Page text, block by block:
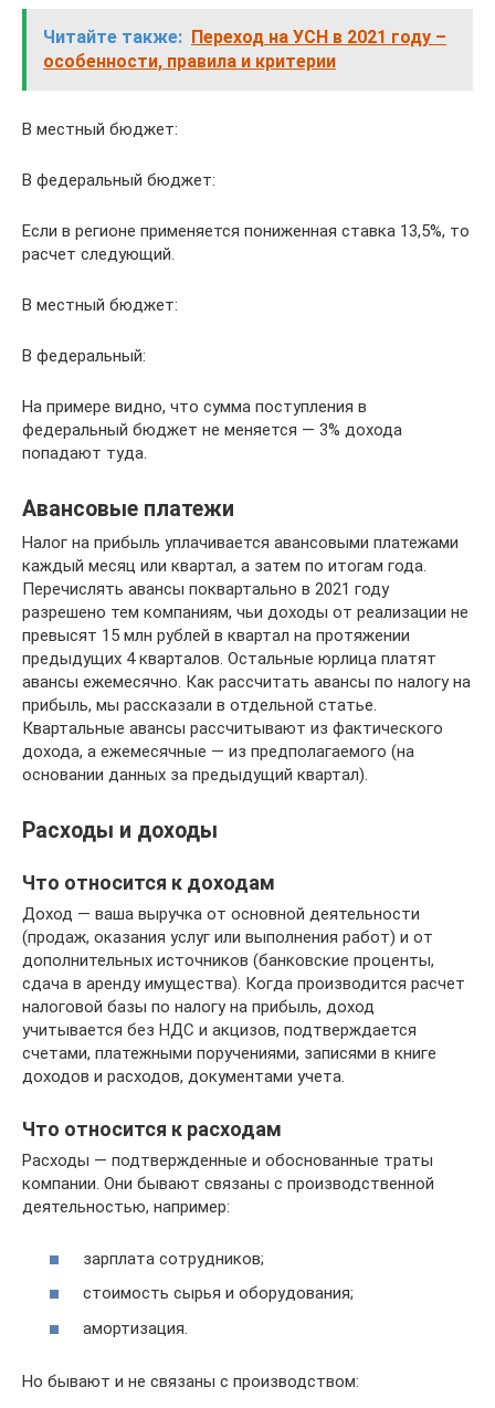
Читайте также: Переход на УСН в 2021 году –
особенности, правила и критерии
В местный бюджет:
В федеральный бюджет:
Если в регионе применяется пониженная ставка 13,5%, то
расчет следующий.
В местный бюджет:
В федеральный:
На примере видно, что сумма поступления в
федеральный бюджет не меняется — 3% дохода
попадают туда.
Авансовые платежи
Налог на прибыль уплачивается авансовыми платежами
каждый месяц или квартал, а затем по итогам года.
Перечислять авансы поквартально в 2021 году
разрешено тем компаниям, чьи доходы от реализации не
превысят 15 млн рублей в квартал на протяжении
предыдущих 4 кварталов. Остальные юрлица платят
авансы ежемесячно. Как рассчитать авансы по налогу на
прибыль, мы рассказали в отдельной статье.
Квартальные авансы рассчитывают из фактического
дохода, а ежемесячные — из предполагаемого (на
основании данных за предыдущий квартал).
Расходы и доходы
Что относится к доходам
Доход — ваша выручка от основной деятельности
(продаж, оказания услуг или выполнения работ) и от
дополнительных источников (банковские проценты,
сдача в аренду имущества). Когда производится расчет
налоговой базы по налогу на прибыль, доход
учитывается без НДС и акцизов, подтверждается
счетами, платежными поручениями, записями в книге
доходов и расходов, документами учета.
Что относится к расходам
Расходы — подтвержденные и обоснованные траты
компании. Они бывают связаны с производственной
деятельностью, например:
зарплата сотрудников;
стоимость сырья и оборудования;
амортизация.
Но бывают и не связаны с производством: